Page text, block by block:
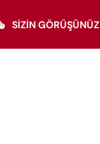
SIZIN GÖRÜŞÜNÜZ